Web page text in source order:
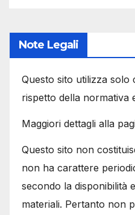
Note Legali
Questo sito utilizza solo
rispetto della normativa
Maggiori dettagli alla
Questo sito non
non ha carattere
secondo la disponibilità
materiali. Pertanto non